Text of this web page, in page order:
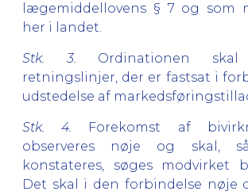
lægemiddellovens § 7 og som
her i landet.
Stk. 3. Ordinationen
retningslinjer, der er fastsat i
udstedelse af
Stk. 4. Forekomst af
observeres nøje og skal,
konstateres, søges modvirket
Det skal i den forbindelse nøje